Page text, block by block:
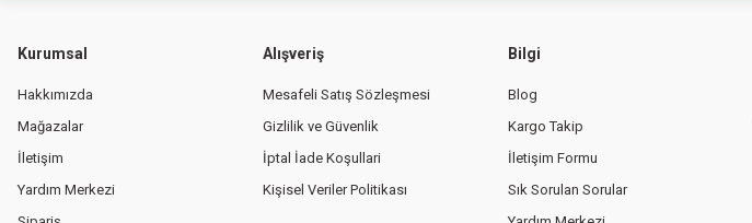
Kurumsal
Hakkımızda
Mağazalar
İletişim
Yardım Merkezi
Alışveriş
Mesafeli Satış Sözleşmesi
Gizlilik ve Güvenlik
İptal İade Koşullari
Kişisel Veriler Politikası
Bilgi
Blog
Kargo Takip
İletişim Formu
Sık Sorulan Sorular